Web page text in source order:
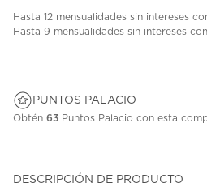
Hasta 12 mensualidades sin intereses
Hasta 9 mensualidades sin intereses con
PUNTOS PALACIO
Obtén 63 Puntos Palacio con esta
DESCRIPCIÓN DE PRODUCTO